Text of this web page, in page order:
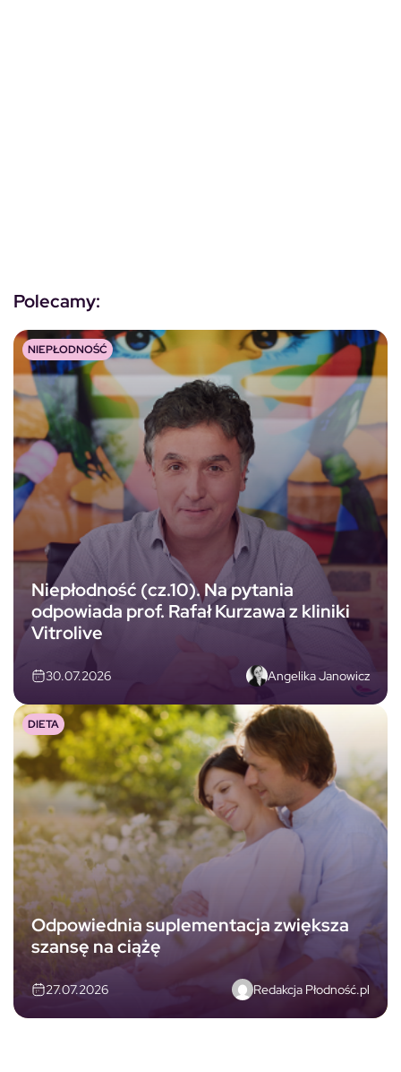
Polecamy:
Niepłodność (cz.10). Na pytania
odpowiada prof. Rafał Kurzawa z kliniki
Vitrolive
30.07.2026 Angelika Janowicz
NIEPŁODNOŚĆ
Odpowiednia suplementacja zwiększa
szansę na ciążę
27.07.2026 Redakcja Płodność.pl
DIETA